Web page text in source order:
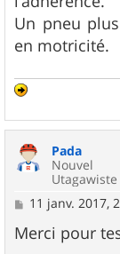
Un pneu
en motricité.
Pada
Nouvel
Utagawiste
M
s
s
11 janv. 2017,
Merci pour